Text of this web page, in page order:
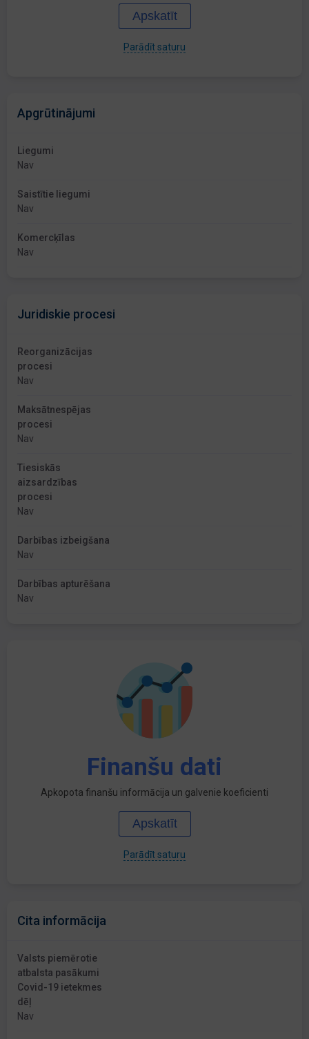
Apskatīt
Parādīt saturu
Apgrūtinājumi
Liegumi
Nav
Saistītie liegumi
Nav
Komercķīlas
Nav
Juridiskie procesi
Reorganizācijas
procesi
Nav
Maksātnespējas
procesi
Nav
Tiesiskās
aizsardzības
procesi
Nav
Darbības izbeigšana
Nav
Darbības apturēšana
Nav
Finanšu dati
Apkopota finanšu informācija un galvenie koeficienti
Apskatīt
Parādīt saturu
Cita informācija
Valsts piemērotie
atbalsta pasākumi
Covid-19 ietekmes
dēļ
Nav